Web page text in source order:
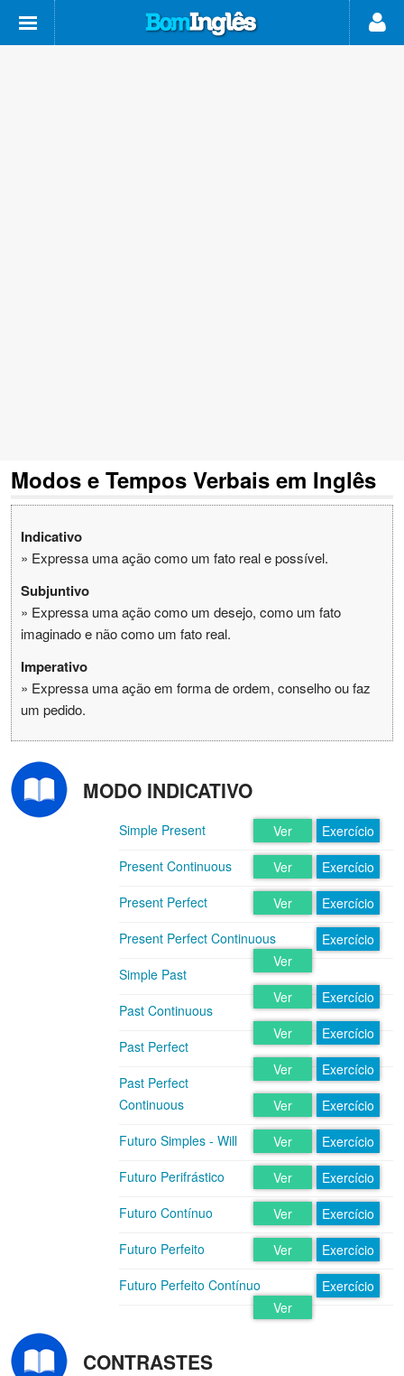
Modos e Tempos Verbais em Inglês
Indicativo
» Expressa uma ação como um fato real e possível.
Subjuntivo
» Expressa uma ação como um desejo, como um fato
imaginado e não como um fato real.
Imperativo
» Expressa uma ação em forma de ordem, conselho ou faz
um pedido.
MODO INDICATIVO
Simple Present Exercício
Ver
Present Continuous
Exercício
Ver
Present Perfect
Exercício
Ver
Present Perfect Continuous
Exercício
Ver
Simple Past
Exercício
Ver
Past Continuous
Exercício
Ver
Past Perfect
Exercício
Ver
Past Perfect
Continuous
Exercício
Ver
Futuro Simples - Will
Exercício
Ver
Futuro Perifrástico
Exercício
Ver
Futuro Contínuo
Exercício
Ver
Futuro Perfeito
Exercício
Ver
Futuro Perfeito Contínuo
Exercício
Ver
CONTRASTES